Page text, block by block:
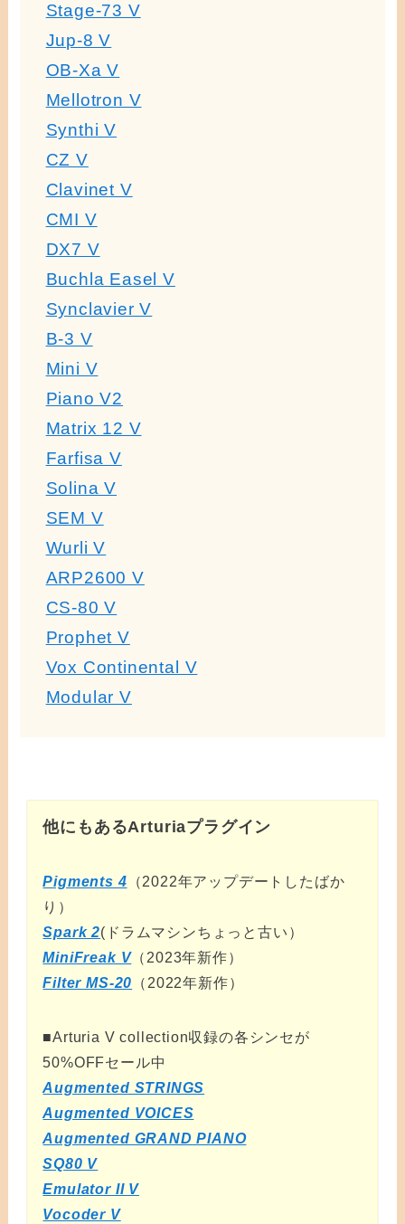
Stage-73 V
Jup-8 V
OB-Xa V
Mellotron V
Synthi V
CZ V
Clavinet V
CMI V
DX7 V
Buchla Easel V
Synclavier V
B-3 V
Mini V
Piano V2
Matrix 12 V
Farfisa V
Solina V
SEM V
Wurli V
ARP2600 V
CS-80 V
Prophet V
Vox Continental V
Modular V
他にもあるArturiaプラグイン
Pigments 4 （2022年アップデートしたばか
り）
Spark 2(ドラムマシンちょっと古い）
MiniFreak V（2023年新作）
Filter MS-20 （2022年新作）
■Arturia V collection収録の各シンセが
50%OFFセール中
Augmented STRINGS
Augmented VOICES
Augmented GRAND PIANO
SQ80 V
Emulator II V
Vocoder V